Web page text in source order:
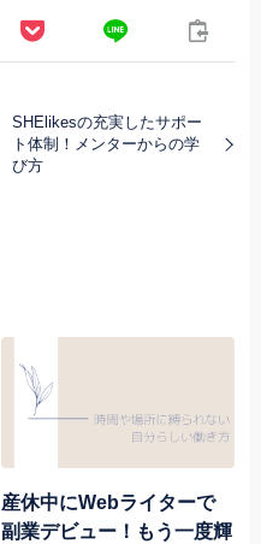
SHElikesの充実したサポー
ト体制！メンターからの学
び方
産休中にWebライターで
副業デビュー！もう一度輝